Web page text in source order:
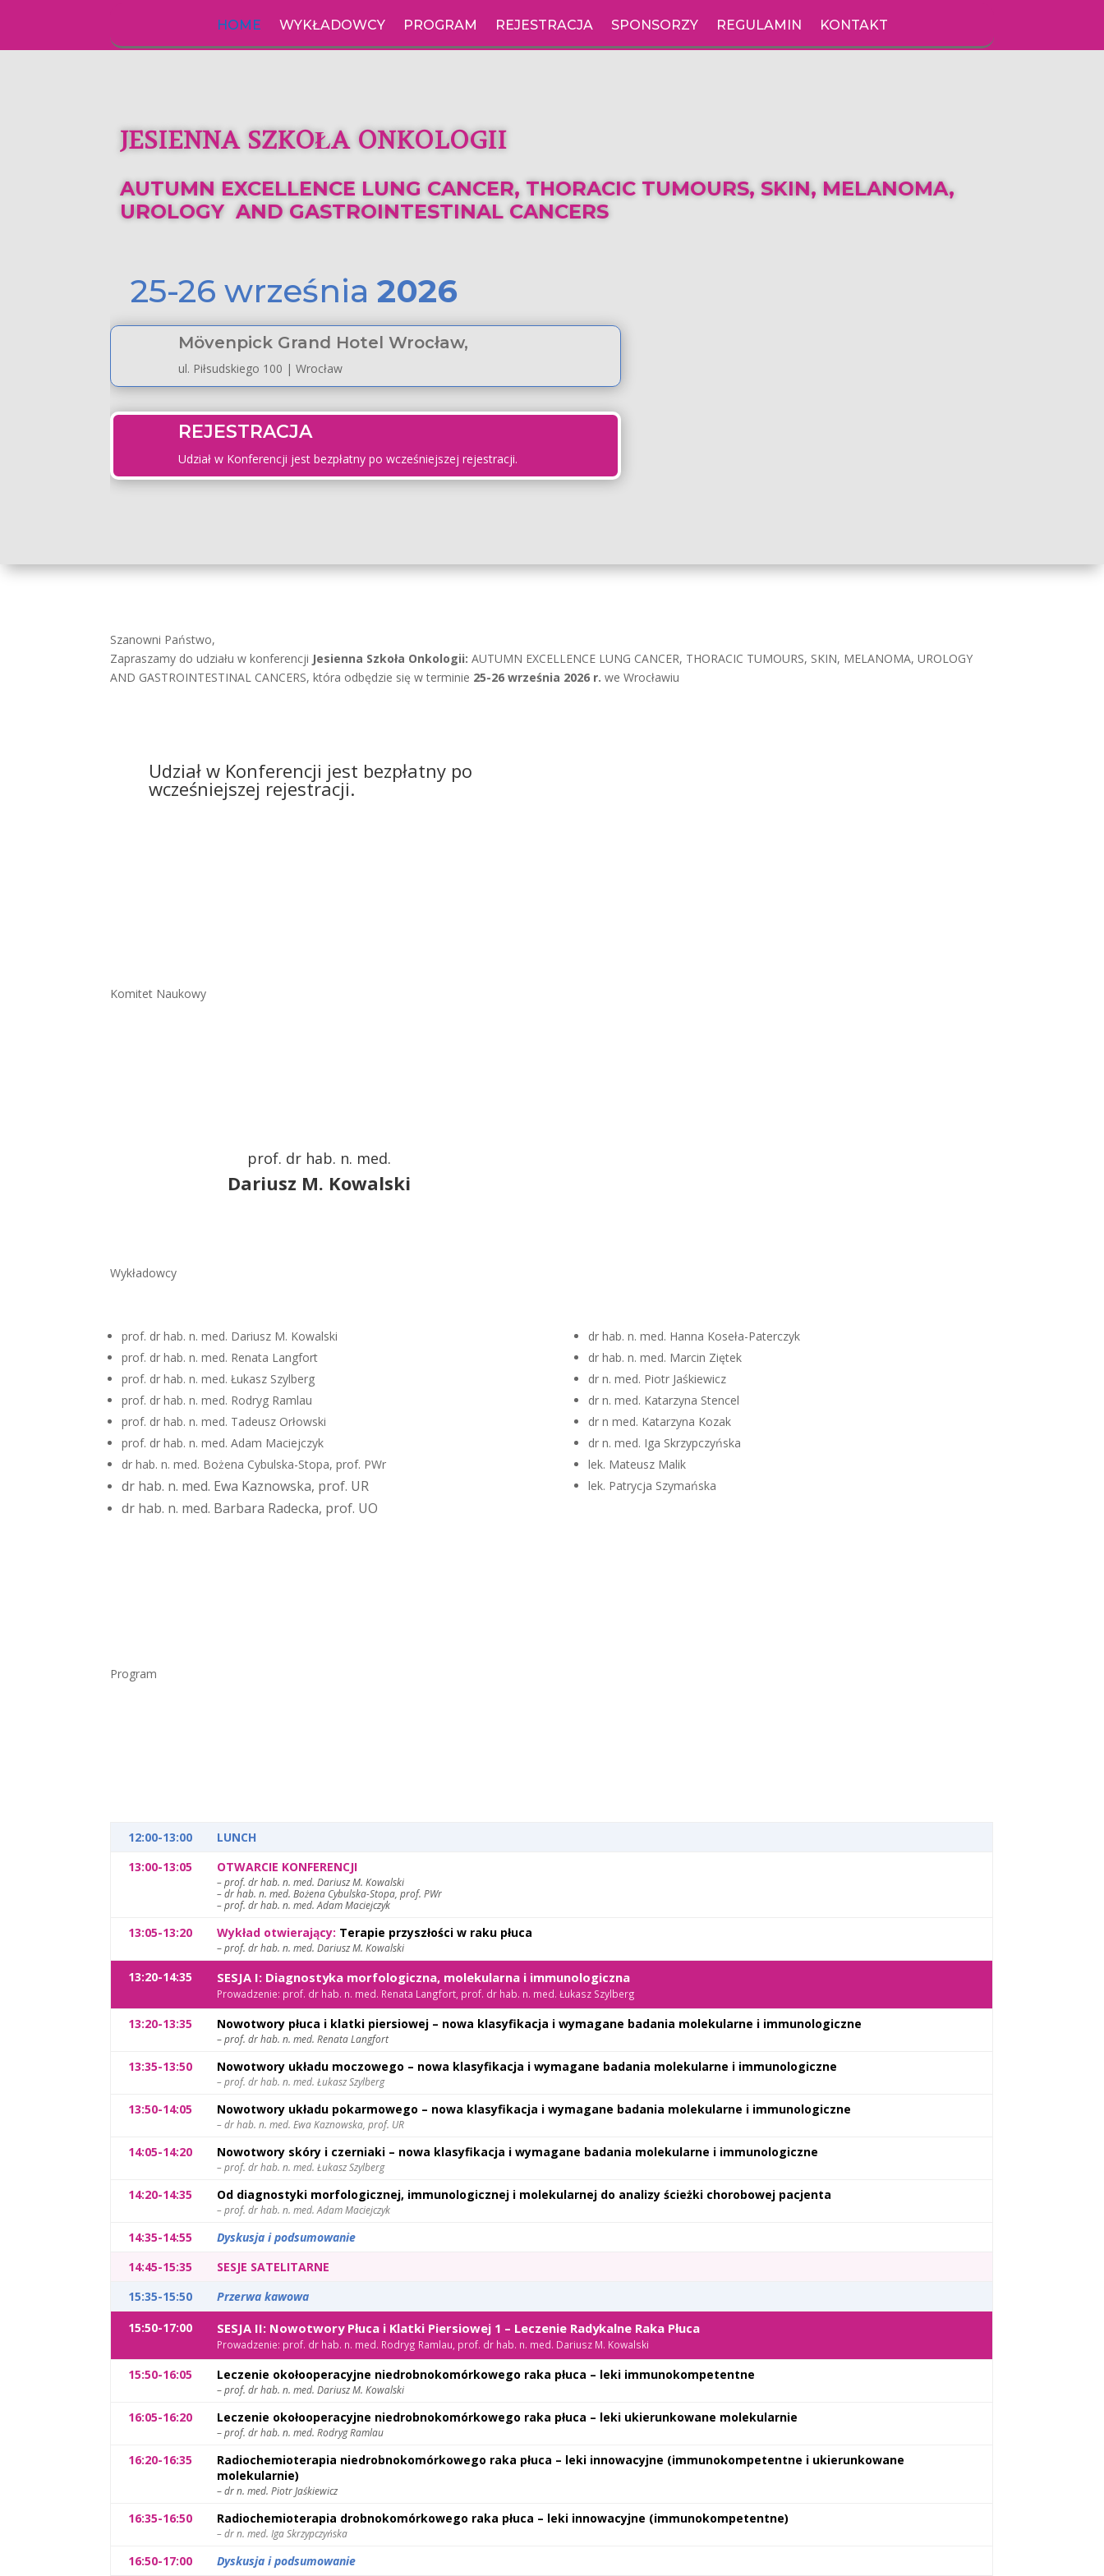
HOME WYKŁADOWCY PROGRAM REJESTRACJA SPONSORZY REGULAMIN KONTAKT
JESIENNA SZKOŁA ONKOLOGII
AUTUMN EXCELLENCE LUNG CANCER, THORACIC TUMOURS, SKIN, MELANOMA,
UROLOGY AND GASTROINTESTINAL CANCERS
25-26 września2026
Mövenpick Grand Hotel Wrocław,
ul. Piłsudskiego 100 | Wrocław
REJESTRACJA
Udział w Konferencji jest bezpłatny po wcześniejszej rejestracji.
Szanowni Państwo,
Zapraszamy do udziału w konferencji Jesienna Szkoła Onkologii:AUTUMN EXCELLENCE LUNG CANCER, THORACIC TUMOURS, SKIN, MELANOMA, UROLOGY
AND GASTROINTESTINAL CANCERS, która odbędzie się w terminie 25-26 września 2026 r.we Wrocławiu
Udział w Konferencji jest bezpłatny po
wcześniejszej rejestracji.
Komitet Naukowy
prof. dr hab. n. med.
Dariusz M. Kowalski
Wykładowcy
prof. dr hab. n. med. Dariusz M. Kowalski
prof. dr hab. n. med. Renata Langfort
prof. dr hab. n. med. Łukasz Szylberg
prof. dr hab. n. med. Rodryg Ramlau
prof. dr hab. n. med. Tadeusz Orłowski
prof. dr hab. n. med. Adam Maciejczyk
dr hab. n. med. Bożena Cybulska-Stopa, prof. PWr
dr hab. n. med. Ewa Kaznowska, prof. UR
dr hab. n. med. Barbara Radecka, prof. UO
dr hab. n. med. Hanna Koseła-Paterczyk
dr hab. n. med. Marcin Ziętek
dr n. med. Piotr Jaśkiewicz
dr n. med. Katarzyna Stencel
dr n med. Katarzyna Kozak
dr n. med. Iga Skrzypczyńska
lek. Mateusz Malik
lek. Patrycja Szymańska
Program
12:00-13:00
LUNCH
13:00-13:05
OTWARCIE KONFERENCJI
– prof. dr hab. n. med. Dariusz M. Kowalski
– dr hab. n. med. Bożena Cybulska-Stopa, prof. PWr
– prof. dr hab. n. med. Adam Maciejczyk
13:05-13:20 Wykład otwierający: Terapie przyszłości w raku płuca
–prof. dr hab. n. med. Dariusz M. Kowalski
13:20-14:35 SESJA I: Diagnostyka morfologiczna, molekularna i immunologiczna
Prowadzenie: prof. dr hab. n. med. Renata Langfort, prof. dr hab. n. med. Łukasz Szylberg
13:20-13:35 Nowotwory płuca i klatki piersiowej – nowa klasyfikacja i wymagane badania molekularne i immunologiczne
–prof. dr hab. n. med. Renata Langfort
13:35-13:50 Nowotwory układu moczowego – nowa klasyfikacja i wymagane badania molekularne i immunologiczne
–prof. dr hab. n. med. Łukasz Szylberg
13:50-14:05 Nowotwory układu pokarmowego – nowa klasyfikacja i wymagane badania molekularne i immunologiczne
– dr hab. n. med. Ewa Kaznowska, prof. UR
14:05-14:20 Nowotwory skóry i czerniaki – nowa klasyfikacja i wymagane badania molekularne i immunologiczne
– prof. dr hab. n. med. Łukasz Szylberg
14:20-14:35 Od diagnostyki morfologicznej, immunologicznej i molekularnej do analizy ścieżki chorobowej pacjenta
– prof. dr hab. n. med. Adam Maciejczyk
14:35-14:55
Dyskusja i podsumowanie
14:45-15:35
SESJE SATELITARNE
15:35-15:50
Przerwa kawowa
15:50-17:00
SESJA II: Nowotwory Płuca i Klatki Piersiowej 1 – Leczenie Radykalne Raka Płuca
Prowadzenie: prof. dr hab. n. med. Rodryg Ramlau, prof. dr hab. n. med. Dariusz M. Kowalski
15:50-16:05 Leczenie okołooperacyjne niedrobnokomórkowego raka płuca – leki immunokompetentne
–prof. dr hab. n. med. Dariusz M. Kowalski
16:05-16:20 Leczenie okołooperacyjne niedrobnokomórkowego raka płuca – leki ukierunkowane molekularnie
–prof. dr hab. n. med. Rodryg Ramlau
16:20-16:35
Radiochemioterapia niedrobnokomórkowego raka płuca – leki innowacyjne (immunokompetentne i ukierunkowane
molekularnie)
–dr n. med. Piotr Jaśkiewicz
16:35-16:50 Radiochemioterapia drobnokomórkowego raka płuca – leki innowacyjne (immunokompetentne)
– dr n. med. Iga Skrzypczyńska
16:50-17:00
Dyskusja i podsumowanie